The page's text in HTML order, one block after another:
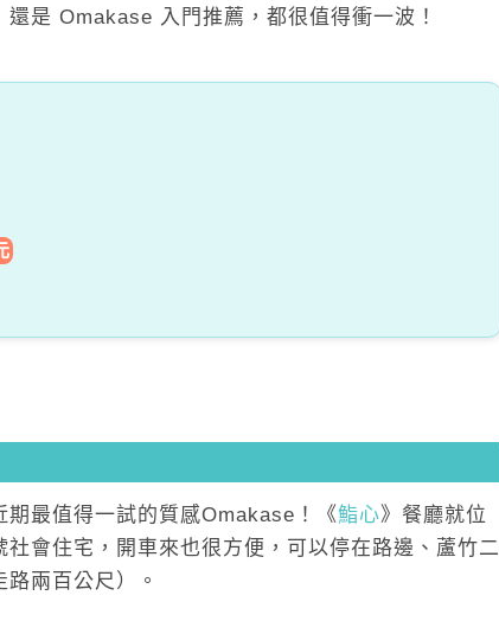
是 Omakase 入門推薦，都很值得衝一波！
期最值得一試的質感Omakase！《鮨心》餐廳就位
會住宅，開車來也很方便，可以停在路邊、蘆竹二
兩百公尺）。